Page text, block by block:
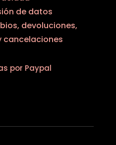
de datos
devoluciones,
cancelaciones
por Paypal